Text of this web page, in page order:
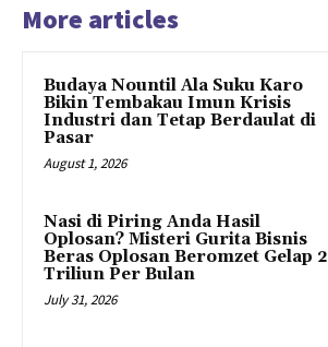
More articles
Budaya Nountil Ala Suku Karo
Bikin Tembakau Imun Krisis
Industri dan Tetap Berdaulat di
Pasar
August 1, 2026
Nasi di Piring Anda Hasil
Oplosan? Misteri Gurita Bisnis
Beras Oplosan Beromzet Gelap 2
Triliun Per Bulan
July 31, 2026